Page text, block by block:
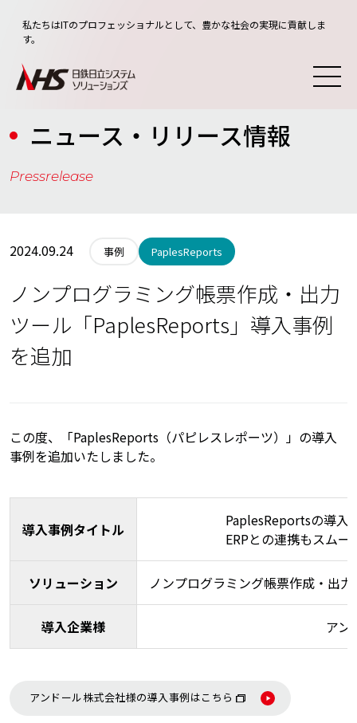
私たちはITのプロフェッショナルとして、豊かな社会の実現に貢献しま
す。
ニュース・リリース情報
Pressrelease
2024.09.24 事例 PaplesReports
ノンプログラミング帳票作成・出力
ツール「PaplesReports」導入事例
を追加
この度、「PaplesReports（パピレスレポーツ）」の導入
事例を追加いたしました。
導入事例タイトル
PaplesReportsの導入
ERPとの連携もスム
ソリューション ノンプログラミング帳票作成・出
導入企業様 アン
アンドール株式会社様の導入事例はこちら